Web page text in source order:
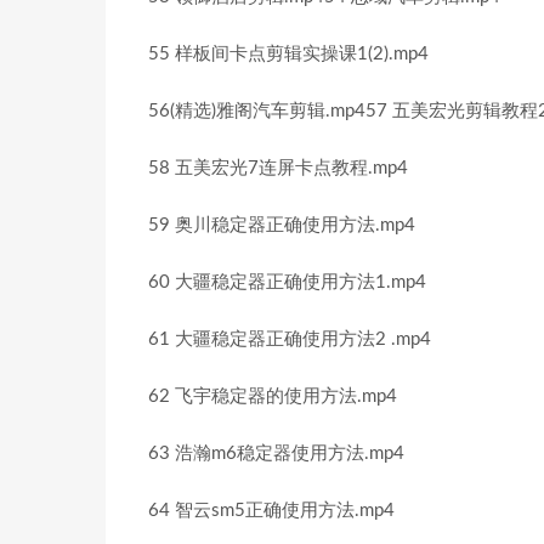
55 样板间卡点剪辑实操课1(2).mp4
56(精选)雅阁汽车剪辑.mp457 五美宏光剪辑教程
58 五美宏光7连屏卡点教程.mp4
59 奥川稳定器正确使用方法.mp4
60 大疆稳定器正确使用方法1.mp4
61 大疆稳定器正确使用方法2 .mp4
62 飞宇稳定器的使用方法.mp4
63 浩瀚m6稳定器使用方法.mp4
64 智云sm5正确使用方法.mp4